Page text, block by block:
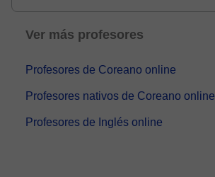
Ver más profesores
Profesores de Coreano online
Profesores nativos de Coreano online
Profesores de Inglés online